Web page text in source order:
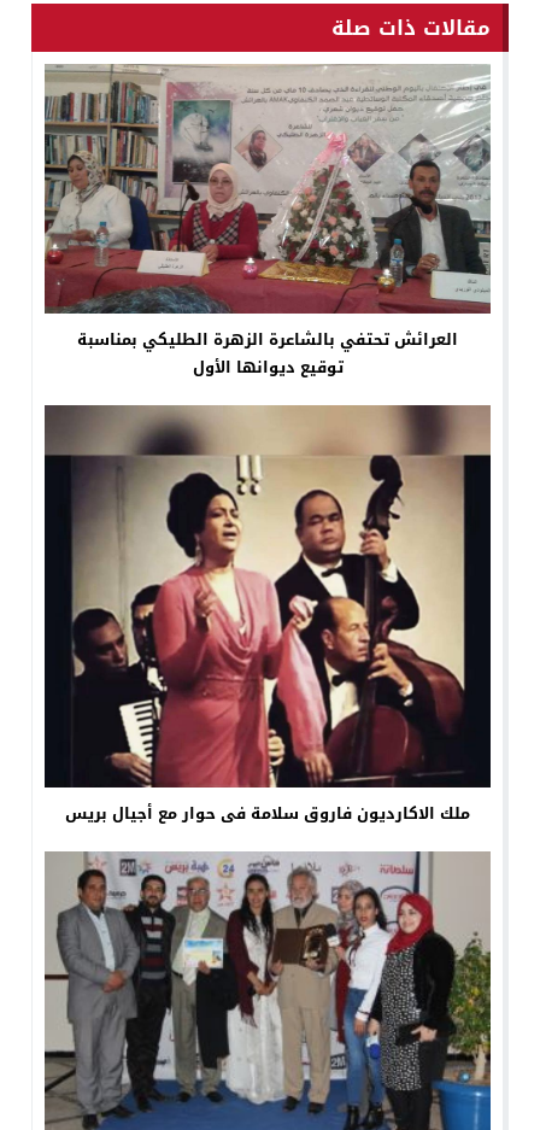
مقالات ذات صلة
العرائش تحتفي بالشاعرة الزهرة الطليكي بمناسبة
توقيع ديوانها الأول
ملك الاكارديون فاروق سلامة فى حوار مع أجيال بريس